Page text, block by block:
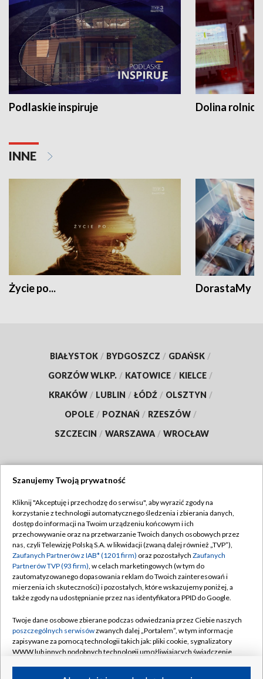
Podlaskie inspiruje Dolina
INNE
Życie po... DorastaMy
BIAŁYSTOK / BYDGOSZCZ / GDAŃSK /
GORZÓW WLKP. / KATOWICE / KIELCE /
KRAKÓW / LUBLIN / ŁÓDŹ / OLSZTYN /
OPOLE / POZNAŃ / RZESZÓW /
SZCZECIN / WARSZAWA / WROCŁAW
TVP
Abonament TVP
Emisja w TVP
Centrum informacji TVP
Naziemna Telewizja Cyfrowa
Rada Programowa
System NOS
Informacje o nadawcy
Regulamin TVP
Polityka prywatności
Moje zgody
Pomoc
Kontakt
Kanały
Szanujemy Twoją prywatność
Kliknij "Akceptuję i przechodzę do serwisu", aby wyrazić zgody na
korzystanie z technologii automatycznego śledzenia i zbierania danych,
dostęp do informacji na Twoim urządzeniu końcowym i ich
przechowywanie oraz na przetwarzanie Twoich danych osobowych przez
nas, czyli Telewizję Polską S.A. w likwidacji (zwaną dalej również „TVP”),
Zaufanych Partnerów z IAB* (1201 firm) oraz pozostałych Zaufanych
Partnerów TVP (93 firm), w celach marketingowych (w tym do
zautomatyzowanego dopasowania reklam do Twoich zainteresowań i
mierzenia ich skuteczności) i pozostałych, które wskazujemy poniżej, a
także zgody na udostępnianie przez nas identyfikatora PPID do Google.
Twoje dane osobowe zbierane podczas odwiedzania przez Ciebie naszych
poszczególnych serwisówzwanych dalej „Portalem”, w tym informacje
zapisywane za pomocą technologii takich jak: pliki cookie, sygnalizatory
WWW lub innych podobnych technologii umożliwiających świadczenie